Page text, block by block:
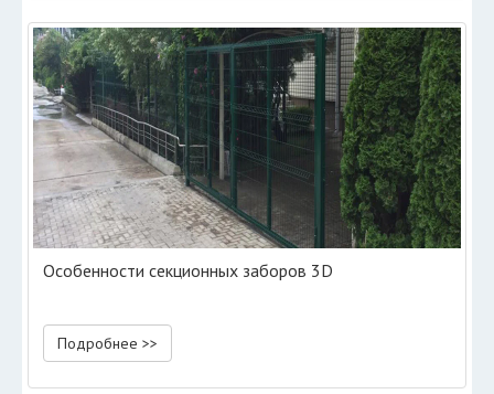
Особенности секционных заборов 3D
Подробнее >>